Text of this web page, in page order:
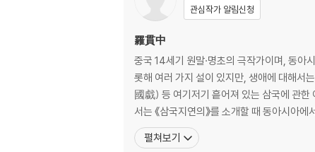
관심작가 알림신청
羅貫中
중국 14세기 원말·명초의 극작가이며, 동아
롯해 여러 가지 설이 있지만, 생애에 대해서
國戱) 등 여기저기 흩어져 있는 삼국에 관한
서는 《삼국지연의》를 소개할 때 동아시아
펼쳐보기